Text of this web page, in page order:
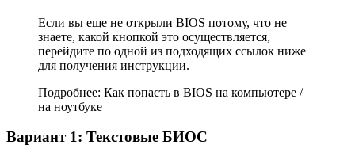
Если вы еще не открыли BIOS потому, что не
знаете, какой кнопкой это осуществляется,
перейдите по одной из подходящих ссылок ниже
для получения инструкции.
Подробнее: Как попасть в BIOS на компьютере /
на ноутбуке
Вариант 1: Текстовые БИОС